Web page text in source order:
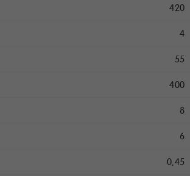
420
4
55
400
8
6
0,45